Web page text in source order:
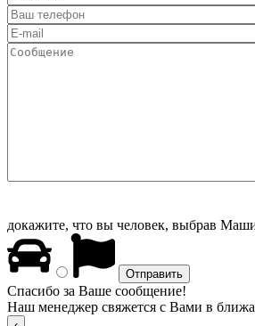
докажите, что вы человек, выбрав
Спасибо за Ваше сообщение!
Наш менеджер свяжется с Вами в